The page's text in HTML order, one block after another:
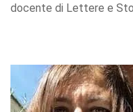
docente di Lettere e
our website
during your
visit. If you
refuse these
cookies,